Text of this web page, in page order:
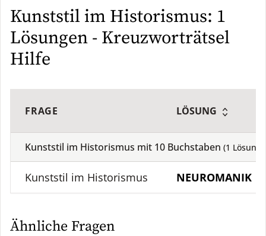
Kunststil im Historismus: 1
Lösungen - Kreuzworträtsel
Hilfe
FRAGE LÖSUNG
Kunststil im Historismus mit 10 Buchstaben (1 Lösung)
Kunststil im Historismus NEUROMANIK
Ähnliche Fragen